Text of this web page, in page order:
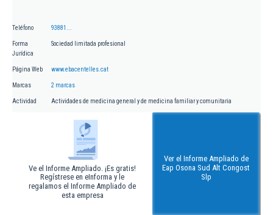
Teléfono 93881...
Forma
Jurídica
Sociedad limitada profesional
Página Web www.ebacentelles.cat
Marcas 2 marcas
Actividad Actividades de medicina general y de medicina familiar y comunitaria
Ve el Informe Ampliado. ¡Es gratis!
Regístrese en eInforma y le
regalamos el Informe Ampliado de
esta empresa
Ver el Informe Ampliado de
Eap Osona Sud Alt Congost
Slp